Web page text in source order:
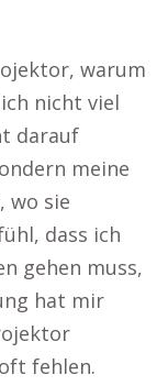
warum
nicht viel
darauf
meine
wo sie
dass ich
gehen muss,
hat mir
fehlen.